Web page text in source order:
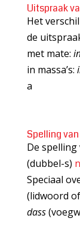
Uitspraak
Het
de
met mate:
in massa’s:
a
Spelling
De spelling
(dubbel-s)
Speciaal
(lidwoord
dass